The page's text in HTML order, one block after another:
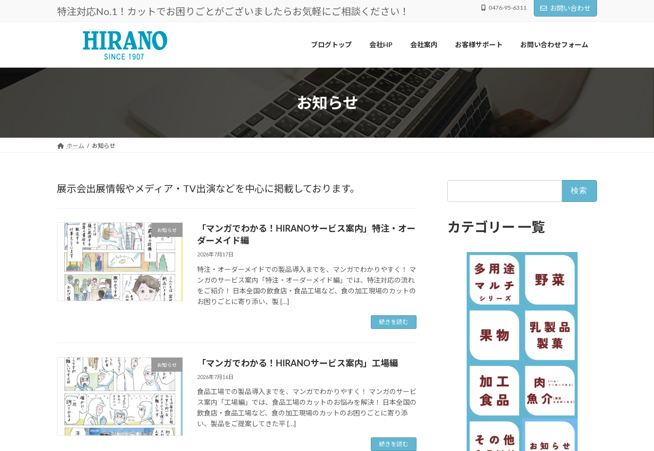
キ
に
特注対応No.1！カットでお困りごとがございましたらお気軽にご相談ください！ 0476-95-6311 お問い合わせ
ブログトップ 会社HP 会社案内 お客様サポート お問い合わせフォーム
お知らせ
ホーム お知らせ
展示会出展情報やメディア・TV出演などを中心に掲載しております。
お知らせ
「マンガでわかる！HIRANOサービス案内」特注・オー
ダーメイド編
2026年7月17日
特注・オーダーメイドでの製品導入までを、マンガでわかりやすく！ マ
ンガのサービス案内「特注・オーダーメイド編」では、特注対応の流れ
をご紹介！ 日本全国の飲食店・食品工場など、食の加工現場のカットの
お困りごとに寄り添い、製 […]
続きを読む
お知らせ 「マンガでわかる！HIRANOサービス案内」工場編
2026年7月16日
食品工場での製品導入までを、マンガでわかりやすく！ マンガのサービ
ス案内「工場編」では、食品工場のカットのお悩みを解決！ 日本全国の
飲食店・食品工場など、食の加工現場のカットのお困りごとに寄り添
い、製品をご提案してきた平 […]
続きを読む
カテゴリー 一覧